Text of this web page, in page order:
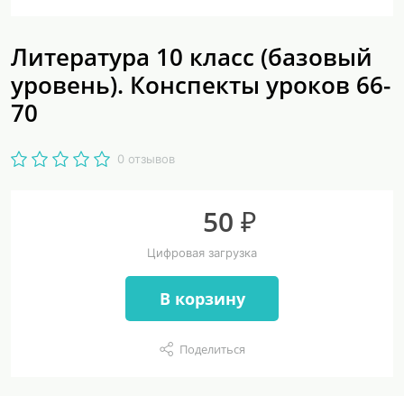
Литература 10 класс (базовый
уровень). Конспекты уроков 66-
70
0 отзывов
50 ₽
Цифровая загрузка
В корзину
Поделиться